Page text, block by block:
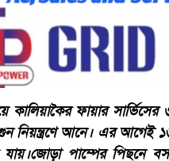
কালিয়াকৈর ফায়ার সার্ভিসের
নিয়ন্ত্রণে আনে। এর আগেই
যায়।জোড়া পাম্পের পিছনে